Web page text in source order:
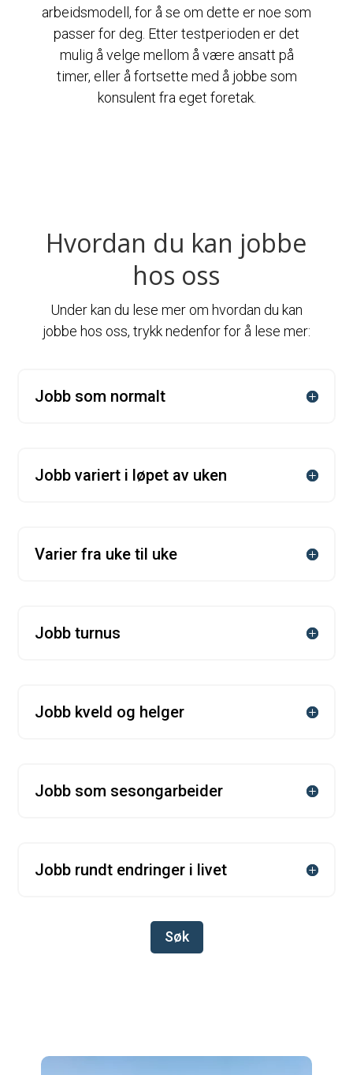
arbeidsmodell, for å se om dette er noe som
passer for deg. Etter testperioden er det
mulig å velge mellom å være ansatt på
timer, eller å fortsette med å jobbe som
konsulent fra eget foretak.
Hvordan du kan jobbe
hos oss
Under kan du lese mer om hvordan du kan
jobbe hos oss, trykk nedenfor for å lese mer:
Jobb som normalt
Jobb variert i løpet av uken
Varier fra uke til uke
Jobb turnus
Jobb kveld og helger
Jobb som sesongarbeider
Jobb rundt endringer i livet
Søk